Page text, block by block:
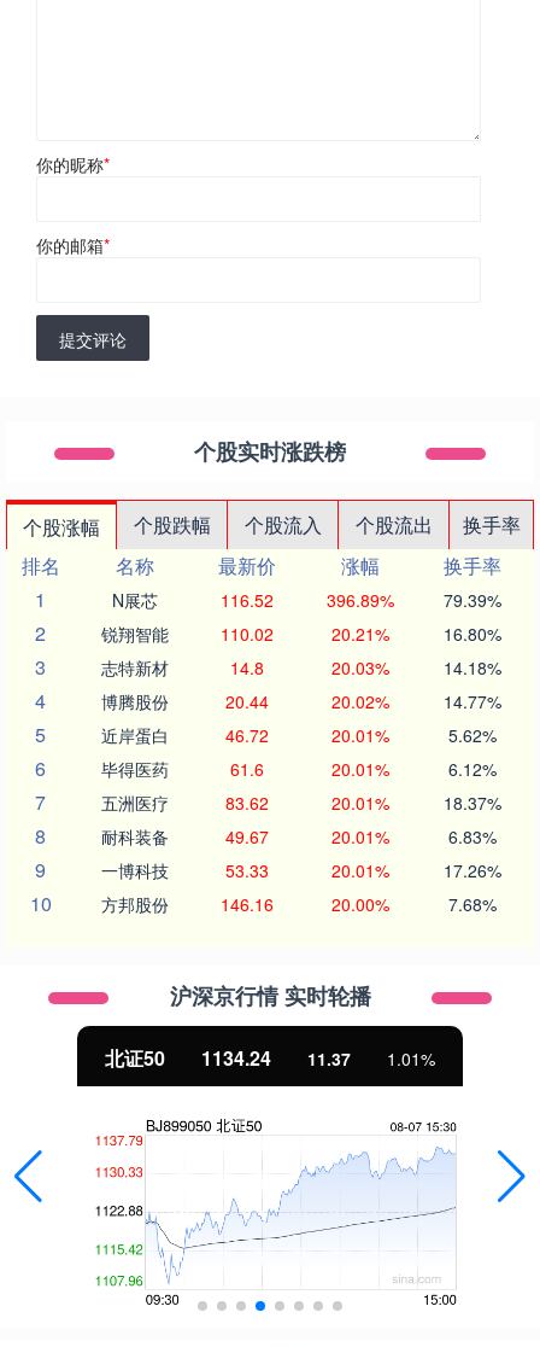
你的昵称*
你的邮箱*
提交评论
个股实时涨跌榜
个股涨幅 个股跌幅 个股流入 个股流出
换手率
排名
名称 最新价 涨幅
换手率
1
N展芯 116.52 396.89% 79.39%
2 锐翔智能 110.02 20.21% 16.80%
3 志特新材 14.8 20.03% 14.18%
4 博腾股份 20.44 20.02% 14.77%
5 近岸蛋白 46.72 20.01% 5.62%
6 毕得医药 61.6 20.01% 6.12%
7 五洲医疗 83.62 20.01% 18.37%
8 耐科装备 49.67 20.01% 6.83%
9 一博科技 53.33 20.01% 17.26%
10 方邦股份 146.16 20.00% 7.68%
沪深京行情 实时轮播
北证50 1134.24 11.37 1.01%